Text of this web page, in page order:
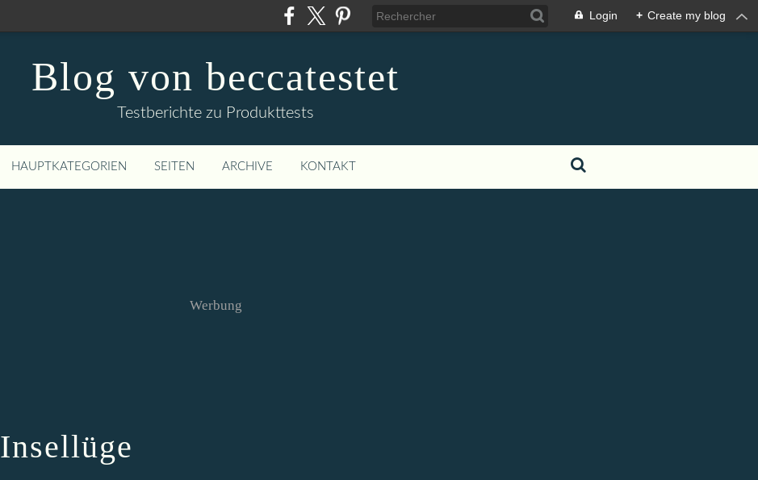
Login + Create my blog
Blog von beccatestet
Testberichte zu Produkttests
HAUPTKATEGORIEN SEITEN ARCHIVE KONTAKT
Werbung
Insellüge